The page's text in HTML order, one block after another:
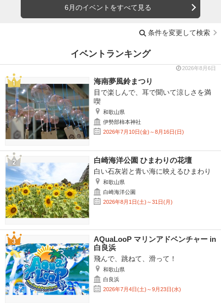
6月のイベントをすべて見る
条件を変更して検索
イベントランキング
2026年8月6日
海南夢風鈴まつり
目で楽しんで、耳で聞いて涼しさを満
喫
和歌山県
伊勢部柿本神社
2026年7月10日(金)～8月16日(日)
白崎海洋公園 ひまわりの花壇
白い石灰岩と青い海に映えるひまわり
和歌山県
白崎海洋公園
2026年8月1日(土)～31日(月)
AQuaLooP マリンアドベンチャー in
白良浜
飛んで、跳ねて、滑って！
和歌山県
白良浜
2026年7月4日(土)～9月23日(水)